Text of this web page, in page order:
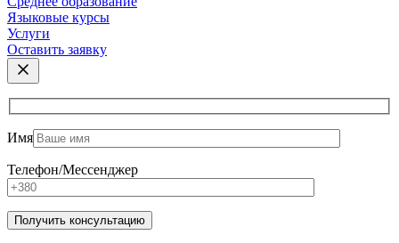
Языковые курсы
Услуги
Оставить заявку
Имя
Телефон/Мессенджер